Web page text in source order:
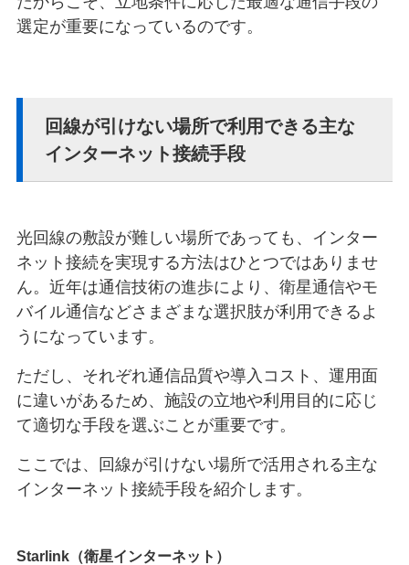
選定が重要になっているのです。
回線が引けない場所で利用できる主な
インターネット接続手段
光回線の敷設が難しい場所であっても、インター
ネット接続を実現する方法はひとつではありませ
ん。近年は通信技術の進歩により、衛星通信やモ
バイル通信などさまざまな選択肢が利用できるよ
うになっています。
ただし、それぞれ通信品質や導入コスト、運用面
に違いがあるため、施設の立地や利用目的に応じ
て適切な手段を選ぶことが重要です。
ここでは、回線が引けない場所で活用される主な
インターネット接続手段を紹介します。
Starlink（衛星インターネット）